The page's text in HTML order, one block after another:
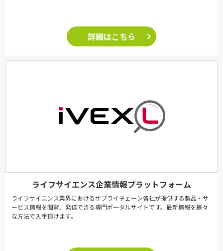
詳細はこちら
ライフサイエンス企業情報プラットフォーム
ライフサイエンス業界におけるサプライチェーン各社が提供する製品・サ
ービス情報を閲覧、発信できる専門ポータルサイトです。最新情報を様々
な方法で入手頂けます。